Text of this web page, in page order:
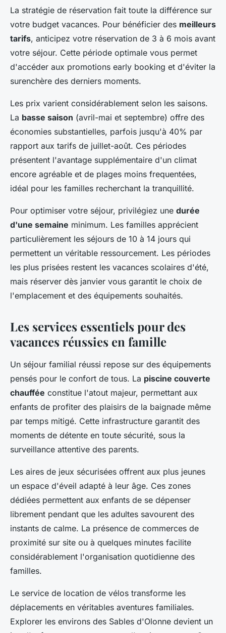
La stratégie de réservation fait toute la différence sur
votre budget vacances. Pour bénéficier des meilleurs
tarifs, anticipez votre réservation de 3 à 6 mois avant
votre séjour. Cette période optimale vous permet
d'accéder aux promotions early booking et d'éviter la
surenchère des derniers moments.
Les prix varient considérablement selon les saisons.
La basse saison (avril-mai et septembre) offre des
économies substantielles, parfois jusqu'à 40% par
rapport aux tarifs de juillet-août. Ces périodes
présentent l'avantage supplémentaire d'un climat
encore agréable et de plages moins frequentées,
idéal pour les familles recherchant la tranquillité.
Pour optimiser votre séjour, privilégiez une durée
d'une semaine minimum. Les familles apprécient
particulièrement les séjours de 10 à 14 jours qui
permettent un véritable ressourcement. Les périodes
les plus prisées restent les vacances scolaires d'été,
mais réserver dès janvier vous garantit le choix de
l'emplacement et des équipements souhaités.
Les services essentiels pour des
vacances réussies en famille
Un séjour familial réussi repose sur des équipements
pensés pour le confort de tous. La piscine couverte
chauffée constitue l'atout majeur, permettant aux
enfants de profiter des plaisirs de la baignade même
par temps mitigé. Cette infrastructure garantit des
moments de détente en toute sécurité, sous la
surveillance attentive des parents.
Les aires de jeux sécurisées offrent aux plus jeunes
un espace d'éveil adapté à leur âge. Ces zones
dédiées permettent aux enfants de se dépenser
librement pendant que les adultes savourent des
instants de calme. La présence de commerces de
proximité sur site ou à quelques minutes facilite
considérablement l'organisation quotidienne des
familles.
Le service de location de vélos transforme les
déplacements en véritables aventures familiales.
Explorer les environs des Sables d'Olonne devient un